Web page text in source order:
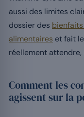
aussi des limites
dossier des
alimentaires et fait
réellement attendre,
Comment les
agissent sur la